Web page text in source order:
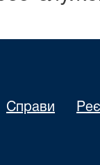
Справи